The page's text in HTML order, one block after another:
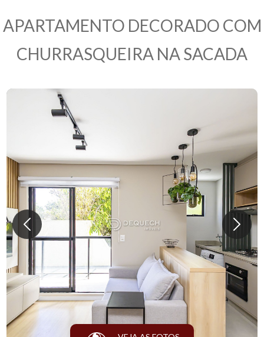
APARTAMENTO DECORADO COM
CHURRASQUEIRA NA SACADA